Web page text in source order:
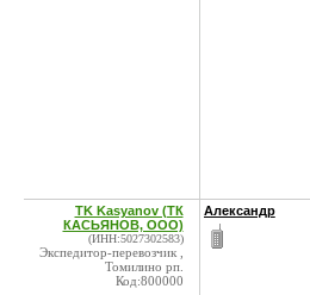
TK Kasyanov (ТК
КАСЬЯНОВ, ООО)
(ИНН:5027302583)
Экспедитор-перевозчик ,
Томилино рп.
Код:800000
Александр